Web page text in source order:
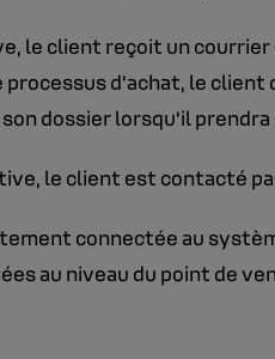
le client reçoit un
d’achat, le
dossier lorsqu’il
le client est contacté
connectée au
au niveau du point de